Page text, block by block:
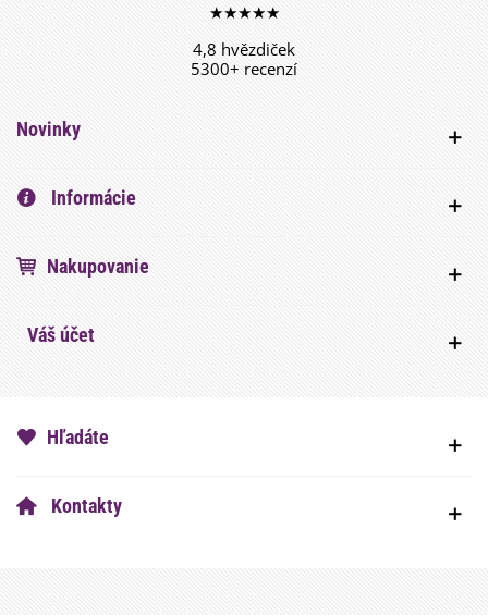
★★★★★
4,8 hvězdiček
5300+ recenzí
Novinky
Informácie
Nakupovanie
Váš účet
Hľadáte
Kontakty